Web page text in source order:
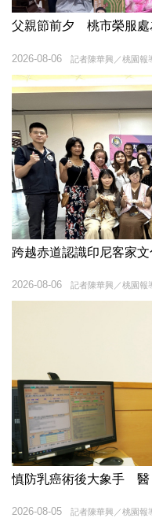
父親節前夕 桃市榮服處
記者陳華興／桃園報
2026-08-06
跨越赤道認識印尼客家
記者陳華興／桃園報
2026-08-06
慎防乳癌術後大象手 醫
記者陳華興／桃園報
2026-08-05